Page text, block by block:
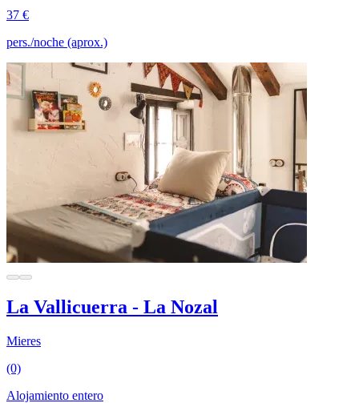
37 €
pers./noche (aprox.)
La Vallicuerra - La Nozal
Mieres
(0)
Alojamiento entero